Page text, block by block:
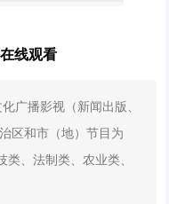
线观看
广播影视（新闻出版、
区和市（地）节目为
、法制类、农业类、